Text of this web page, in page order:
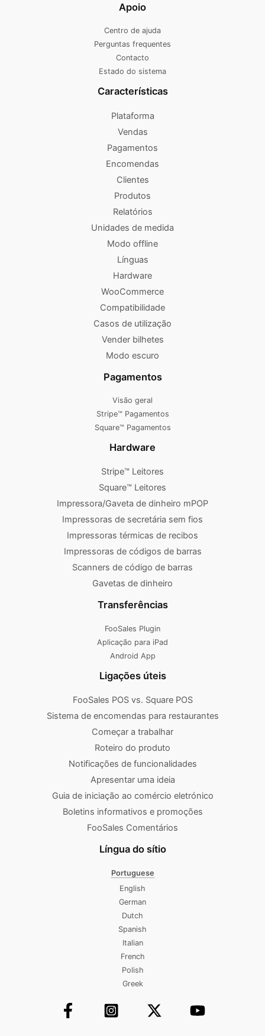
Apoio
Centro de ajuda
Perguntas frequentes
Contacto
Estado do sistema
Características
Plataforma
Vendas
Pagamentos
Encomendas
Clientes
Produtos
Relatórios
Unidades de medida
Modo offline
Línguas
Hardware
WooCommerce
Compatibilidade
Casos de utilização
Vender bilhetes
Modo escuro
Pagamentos
Visão geral
Stripe™ Pagamentos
Square™ Pagamentos
Hardware
Stripe™ Leitores
Square™ Leitores
Impressora/Gaveta de dinheiro mPOP
Impressoras de secretária sem fios
Impressoras térmicas de recibos
Impressoras de códigos de barras
Scanners de código de barras
Gavetas de dinheiro
Transferências
FooSales Plugin
Aplicação para iPad
Android App
Ligações úteis
FooSales POS vs. Square POS
Sistema de encomendas para restaurantes
Começar a trabalhar
Roteiro do produto
Notificações de funcionalidades
Apresentar uma ideia
Guia de iniciação ao comércio eletrónico
Boletins informativos e promoções
FooSales Comentários
Língua do sítio
Portuguese
English
German
Dutch
Spanish
Italian
French
Polish
Greek